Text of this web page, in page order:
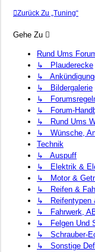
Zurück Zu „Tuning“
Gehe Zu
Rund Ums
↳ Plauderecke
↳
↳ Bildergalerie
↳
↳ Forum-
↳ Rund Ums
↳ Wünsche,
Technik
↳ Auspuff
↳ Elektrik &
↳ Motor &
↳ Reifen &
↳ Reifentypen
↳ Fahrwerk,
↳ Felgen Und
↳ Schrauber-
↳ Sonstige